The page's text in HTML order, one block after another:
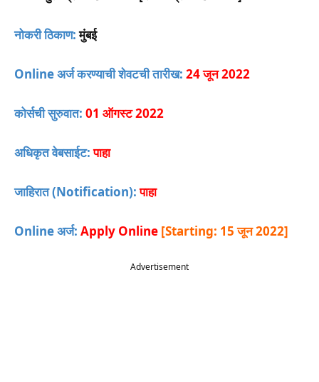
नोकरी ठिकाण: मुंबई
Online अर्ज करण्याची शेवटची तारीख: 24 जून 2022
कोर्सची सुरुवात: 01 ऑगस्ट 2022
अधिकृत वेबसाईट:पाहा
जाहिरात (Notification):पाहा
Online अर्ज: Apply Online [Starting: 15 जून 2022]
Advertisement